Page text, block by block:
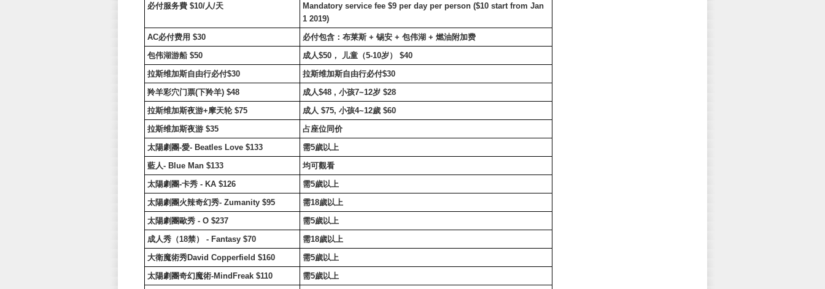
必付服务費 $10/人/天
Mandatory service fee $9 per day per person ($10 start from Jan
1 2019)
AC必付费用 $30 必付包含：布莱斯 + 锡安 + 包伟湖 + 燃油附加费
包伟湖游船 $50 成人$50 ， 儿童（5-10岁）
$40
拉斯维加斯自由行必付$30 拉斯维加斯自由行必付$30
羚羊彩穴门票(下羚羊) $48 成人$48 , 小孩7~12岁 $28
拉斯维加斯夜游+摩天轮 $75 成人 $75, 小孩4~12歲 $60
拉斯维加斯夜游 $35
占座位同价
太陽劇團-愛- Beatles Love $133 需5歲以上
藍人- Blue Man $133
均可觀看
太陽劇團-卡秀 - KA $126 需5歲以上
太陽劇團火辣奇幻秀- Zumanity $95 需18歲以上
太陽劇團歐秀 - O $237 需5歲以上
成人秀（18禁） - Fantasy $70 需18歲以上
大衛魔術秀David Copperfield $160 需5歲以上
太陽劇團奇幻魔術-MindFreak $110 需5歲以上